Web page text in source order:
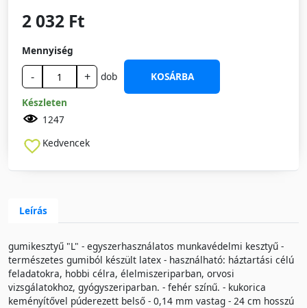
2 032 Ft
Mennyiség
- + dob
KOSÁRBA
Készleten
1247
Kedvencek
Leírás
gumikesztyű "L" - egyszerhasználatos munkavédelmi kesztyű -
természetes gumiból készült latex - használható: háztartási célú
feladatokra, hobbi célra, élelmiszeriparban, orvosi
vizsgálatokhoz, gyógyszeriparban. - fehér színű. - kukorica
keményítővel púderezett belső - 0,14 mm vastag - 24 cm hosszú